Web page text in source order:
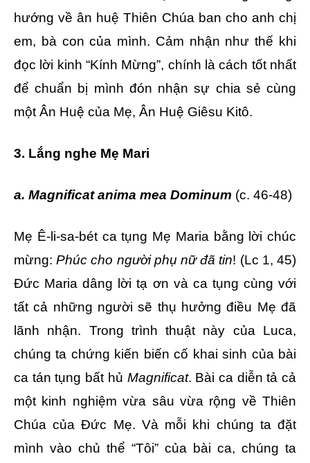
hướng về ân huệ Thiên Chúa ban cho anh chị
em, bà con của mình. Cảm nhận như thế khi
đọc lời kinh “Kính Mừng”, chính là cách tốt nhất
để chuẩn bị mình đón nhận sự chia sẻ cùng
một Ân Huệ của Mẹ, Ân Huệ Giêsu Kitô.
3. Lắng nghe Mẹ Mari
a. Magnificat anima mea Dominum (c. 46-48)
Mẹ Ê-li-sa-bét ca tụng Mẹ Maria bằng lời chúc
mừng:Phúc cho người phụ nữ đã tin! (Lc 1, 45)
Đức Maria dâng lời tạ ơn và ca tụng cùng với
tất cả những người sẽ thụ hưởng điều Mẹ đã
lãnh nhận. Trong trình thuật này của Luca,
chúng ta chứng kiến biến cố khai sinh của bài
ca tán tụng bất hủ Magnificat. Bài ca diễn tả cả
một kinh nghiệm vừa sâu vừa rộng về Thiên
Chúa của Đức Mẹ. Và mỗi khi chúng ta đặt
mình vào chủ thể “Tôi” của bài ca, chúng ta